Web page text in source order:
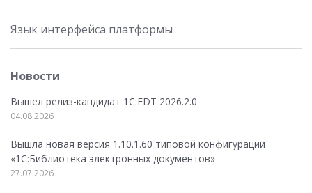
Язык интерфейса платформы
Новости
Вышел релиз-кандидат 1C:EDT 2026.2.0
04.08.2026
Вышла новая версия 1.10.1.60 типовой конфигурации
«1С:Библиотека электронных документов»
27.07.2026